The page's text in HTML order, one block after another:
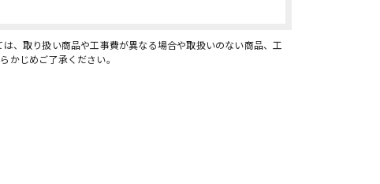
、取り扱い商品や工事費が異なる場合や取扱いのない商品、工
かじめご了承ください。